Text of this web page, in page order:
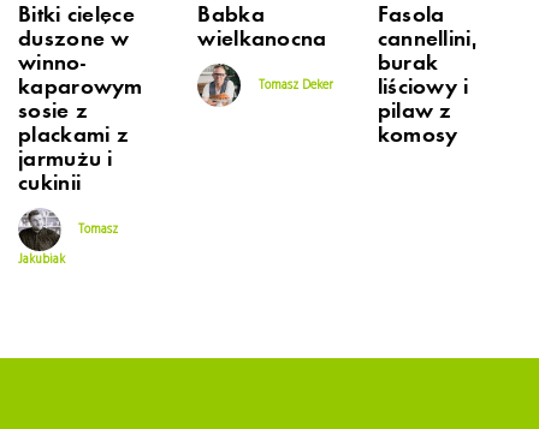
Bitki cielęce
duszone w
winno-
kaparowym
sosie z
plackami z
jarmużu i
cukinii
Tomasz
Jakubiak
Babka
wielkanocna
Tomasz Deker
Fasola
cannellini,
burak
liściowy i
pilaw z
komosy